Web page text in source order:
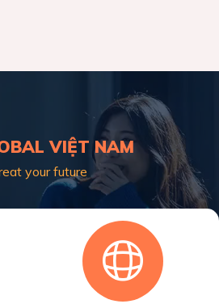
VIỆT NAM
your future